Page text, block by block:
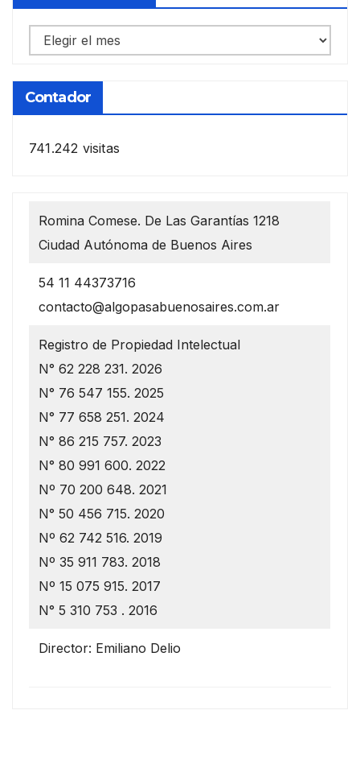
Notas
anteriores
Contador
741.242 visitas
Romina Comese. De Las Garantías 1218
Ciudad Autónoma de Buenos Aires
54 11 44373716
contacto@algopasabuenosaires.com.ar
Registro de Propiedad Intelectual
N° 62 228 231. 2026
N° 76 547 155. 2025
N° 77 658 251. 2024
N° 86 215 757. 2023
N° 80 991 600. 2022
Nº 70 200 648. 2021
N° 50 456 715. 2020
Nº 62 742 516. 2019
Nº 35 911 783. 2018
Nº 15 075 915. 2017
N° 5 310 753 . 2016
Director: Emiliano Delio